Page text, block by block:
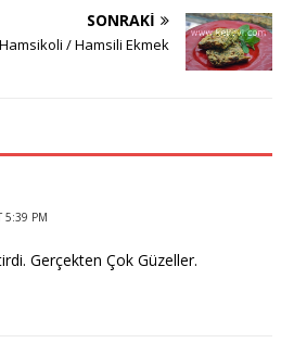
SONRAKI
Hamsikoli / Hamsili Ekmek
5:39 PM
Gerçekten Çok Güzeller.